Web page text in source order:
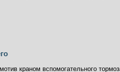
краном вспомогательного